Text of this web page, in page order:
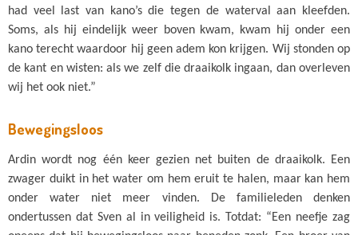
had veel last van kano’s die tegen de waterval aan kleefden.
Soms, als hij eindelijk weer boven kwam, kwam hij onder een
kano terecht waardoor hij geen adem kon krijgen. Wij stonden op
de kant en wisten: als we zelf die draaikolk ingaan, dan overleven
wij het ook niet.”
Bewegingsloos
Ardin wordt nog één keer gezien net buiten de draaikolk. Een
zwager duikt in het water om hem eruit te halen, maar kan hem
onder water niet meer vinden. De familieleden denken
ondertussen dat Sven al in veiligheid is. Totdat: “Een neefje zag